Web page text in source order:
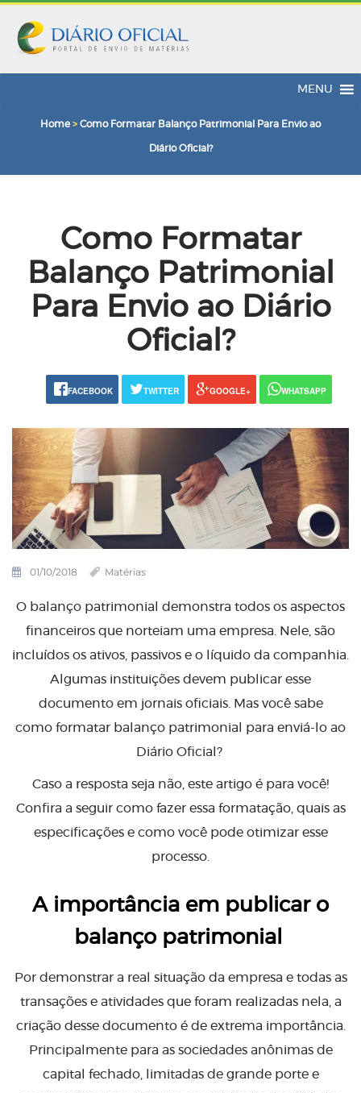
MENU
Home > Como Formatar Balanço Patrimonial Para Envio ao
Diário Oficial?
Como Formatar
Balanço Patrimonial
Para Envio ao Diário
Oficial?
FACEBOOK TWITTER GOOGLE+ WHATSAPP
01/10/2018 Matérias
O balanço patrimonial demonstra todos os aspectos
financeiros que norteiam uma empresa. Nele, são
incluídos os ativos, passivos e o líquido da companhia.
Algumas instituições devem publicar esse
documento em jornais oficiais. Mas você sabe
como formatar balanço patrimonial para enviá-lo ao
Diário Oficial?
Caso a resposta seja não, este artigo é para você!
Confira a seguir como fazer essa formatação, quais as
especificações e como você pode otimizar esse
processo.
A importância em publicar o
balanço patrimonial
Por demonstrar a real situação da empresa e todas as
transações e atividades que foram realizadas nela, a
criação desse documento é de extrema importância.
Principalmente para as sociedades anônimas de
capital fechado, limitadas de grande porte e